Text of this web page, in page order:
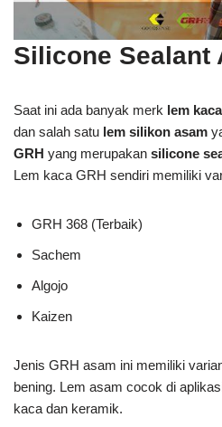
Silicone Sealant
Saat ini ada banyak merk lem kaca
dan salah satu lem silikon asam
GRH yang merupakan silicone
Lem kaca GRH sendiri memiliki
GRH 368 (Terbaik)
Sachem
Algojo
Kaizen
Jenis GRH asam ini memiliki
bening. Lem asam cocok di
kaca dan keramik.